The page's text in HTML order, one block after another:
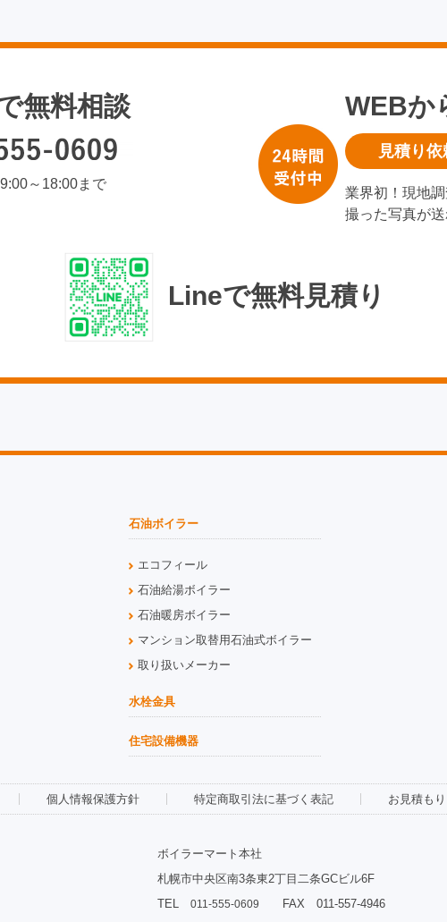
無料相談
9:00～18:00まで
WEBか
見積り
業界初！現地
撮った写真が送
Lineで無料見積り
石油ボイラー
エコフィール
石油給湯ボイラー
石油暖房ボイラー
マンション取替用石油式ボイラー
取り扱いメーカー
水栓金具
住宅設備機器
個人情報保護方針 特定商取引法に基づく表記 お見積も
ボイラーマート本社
札幌市中央区南3条東2丁目二条GCビル6F
TEL 011-555-0609 FAX 011-557-4946